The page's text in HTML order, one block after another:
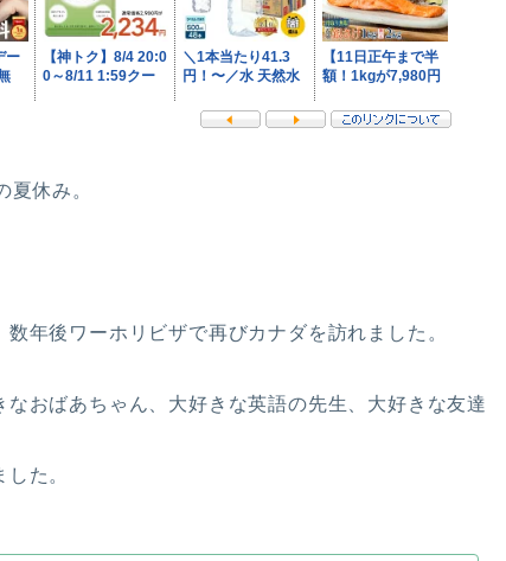
休み。
年後ワーホリビザで再びカナダを訪れました。
おばあちゃん、大好きな英語の先生、大好きな友達
た。